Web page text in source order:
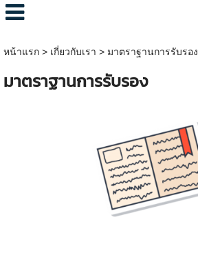
หน้าแรก> เกี่ยวกับเรา > มาตราฐานการรับรอง
มาตราฐานการรับรอง